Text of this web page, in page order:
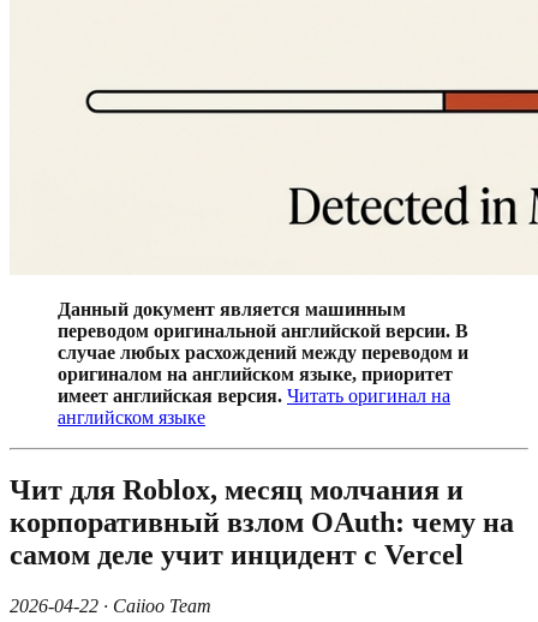
Данный документ является машинным
переводом оригинальной английской версии. В
случае любых расхождений между переводом и
оригиналом на английском языке, приоритет
имеет английская версия. Читать оригинал на
английском языке
Чит для Roblox, месяц молчания и
корпоративный взлом OAuth: чему на
самом деле учит инцидент с Vercel
2026-04-22 · Caiioo Team